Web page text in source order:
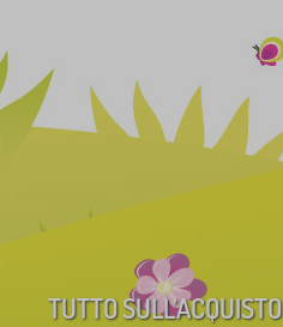
TUTTO SULL’ACQUISTO